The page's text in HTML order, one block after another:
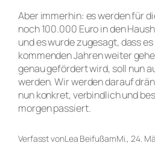
Aber immerhin: es werden für
noch 100.000 Euro in den
und es wurde zugesagt, dass
kommenden Jahren weiter
genau gefördert wird, soll nun
werden. Wir werden darauf
nun konkret, verbindlich und
morgen passiert.
Verfasst vonLea BeifußamMi., 24.